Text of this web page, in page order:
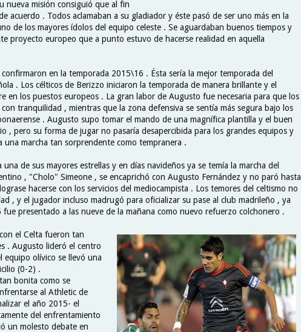
nueva misión consiguió que al fin
acuerdo . Todos aclamaban a su gladiador y éste pasó de ser uno más en la
de los mayores ídolos del equipo celeste . Se aguardaban buenos tiempos y
proyecto europeo que a punto estuvo de hacerse realidad en aquella
en la temporada 2015\16 . Ésta sería la mejor temporada del
. Los célticos de Berizzo iniciaron la temporada de manera brillante y el
en los puestos europeos . La gran labor de Augusto fue necesaria para que los
tranquilidad , mientras que la zona defensiva se sentía más segura bajo los
. Augusto supo tomar el mando de una magnífica plantilla y el buen
, pero su forma de jugar no pasaría desapercibida para los grandes equipos y
una marcha tan sorprendente como tempranera .
de sus mayores estrellas y en días navideños ya se temía la marcha del
, "Cholo" Simeone , se encaprichó con Augusto Fernández y no paró hasta
hacerse con los servicios del mediocampista . Los temores del celtismo no
, y el jugador incluso madrugó para oficializar su pase al club madrileño , ya
presentado a las nueve de la mañana como nuevo refuerzo colchonero .
el Celta fueron tan
. Augusto lideró el centro
equipo olívico se llevó una
(0-2) .
bonita como se
al Athletic de
el año 2015- el
del enfrentamiento
un molesto debate en